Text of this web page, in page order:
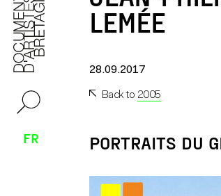
FR
LEMÉE
28.09.2017
Back to 2005
PORTRAITS DU